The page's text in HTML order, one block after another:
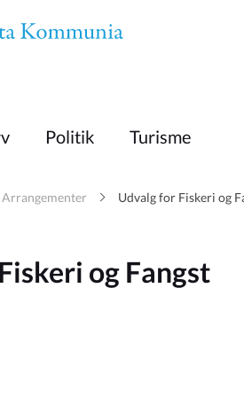
Politik Turisme
Arrangementer Udvalg for Fiskeri og
og Fangst